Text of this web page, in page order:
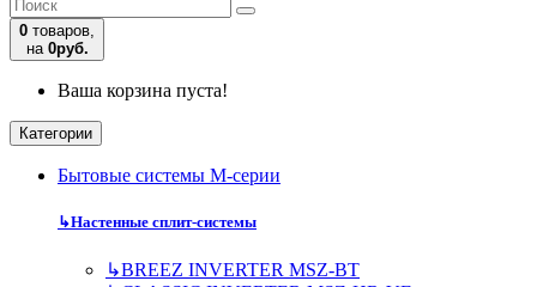
0 товаров,
на 0руб.
Ваша корзина пуста!
Категории
Бытовые системы M-серии
↳Настенные сплит-системы
↳BREEZ INVERTER MSZ-BT